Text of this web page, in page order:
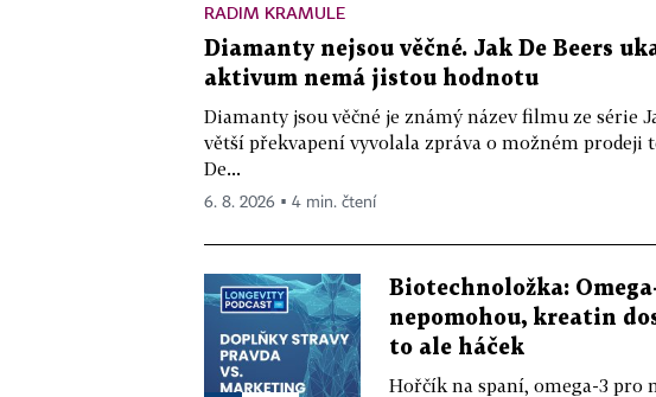
RADIM KRAMULE
Diamanty nejsou věčné. Jak De Beers
aktivum nemá jistou hodnotu
Diamanty jsou věčné je známý název filmu ze série
větší překvapení vyvolala zpráva o možném prodeji
De...
6. 8. 2026 ▪ 4 min. čtení
Biotechnoložka:
nepomohou, kreatin
to ale háček
Hořčík na spaní, omega-3 pro